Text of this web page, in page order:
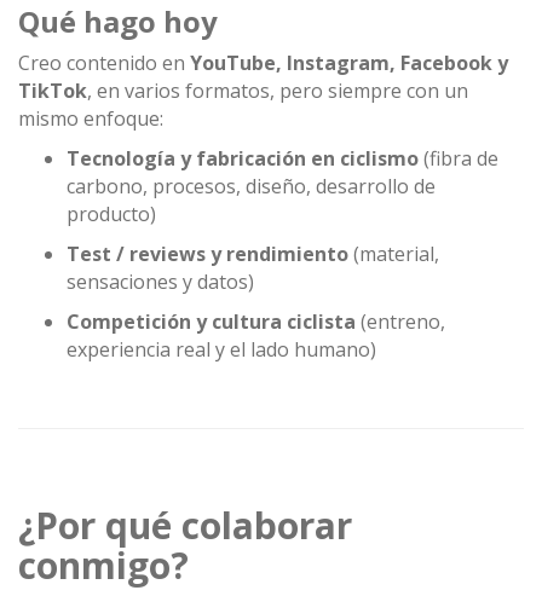
Qué hago hoy
Creo contenido en YouTube, Instagram, Facebook y
TikTok, en varios formatos, pero siempre con un
mismo enfoque:
Tecnología y fabricación en ciclismo(fibra de
carbono, procesos, diseño, desarrollo de
producto)
Test / reviews y rendimiento(material,
sensaciones y datos)
Competición y cultura ciclista (entreno,
experiencia real y el lado humano)
¿Por qué colaborar
conmigo?